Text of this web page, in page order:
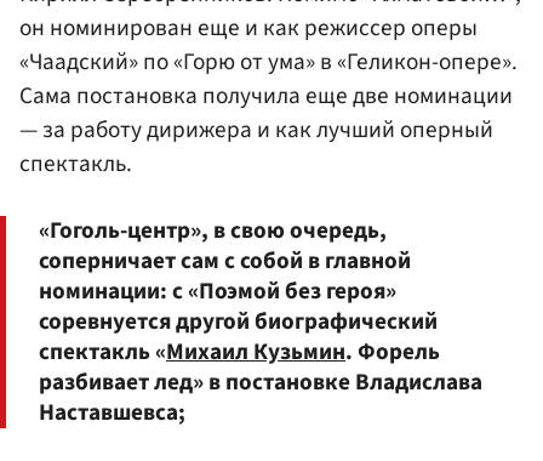
он номинирован еще и как режиссер оперы
«Чаадский» по «Горю от ума» в «Геликон-опере».
Сама постановка получила еще две номинации
— за работу дирижера и как лучший оперный
спектакль.
«Гоголь-центр», в свою очередь,
соперничает сам с собой в главной
номинации: с «Поэмой без героя»
соревнуется другой биографический
спектакль «Михаил Кузьмин. Форель
разбивает лед» в постановке Владислава
Наставшевса;